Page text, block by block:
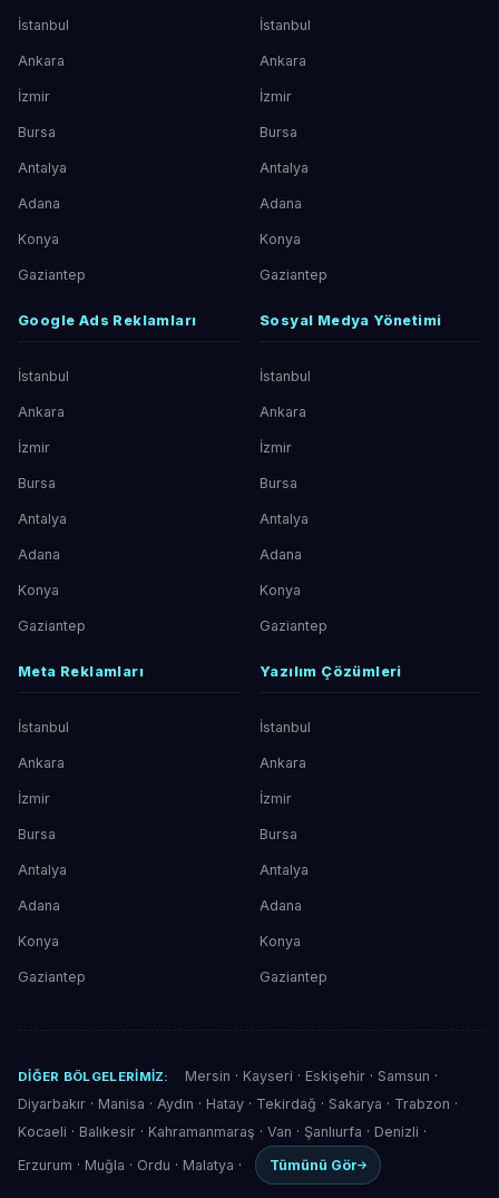
İstanbul
Ankara
İzmir
Bursa
Antalya
Adana
Konya
Gaziantep
İstanbul
Ankara
İzmir
Bursa
Antalya
Adana
Konya
Gaziantep
Google Ads Reklamları
İstanbul
Ankara
İzmir
Bursa
Antalya
Adana
Konya
Gaziantep
Sosyal Medya Yönetimi
İstanbul
Ankara
İzmir
Bursa
Antalya
Adana
Konya
Gaziantep
Meta Reklamları
İstanbul
Ankara
İzmir
Bursa
Antalya
Adana
Konya
Gaziantep
Yazılım Çözümleri
İstanbul
Ankara
İzmir
Bursa
Antalya
Adana
Konya
Gaziantep
DIĞER BÖLGELERIMIZ: Mersin · Kayseri · Eskişehir· Samsun ·
Diyarbakır · Manisa · Aydın · Hatay · Tekirdağ · Sakarya · Trabzon ·
Kocaeli · Balıkesir · Kahramanmaraş · Van · Şanlıurfa · Denizli ·
Erzurum · Muğla · Ordu · Malatya · Tümünü Gör